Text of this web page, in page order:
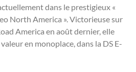
dans le prestigieux «
North America ». Victorieuse sur
America en août dernier, elle
en monoplace, dans la DS E-